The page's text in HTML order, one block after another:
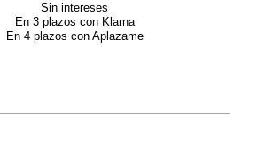
Sin intereses
En 3 plazos con Klarna
En 4 plazos con Aplazame